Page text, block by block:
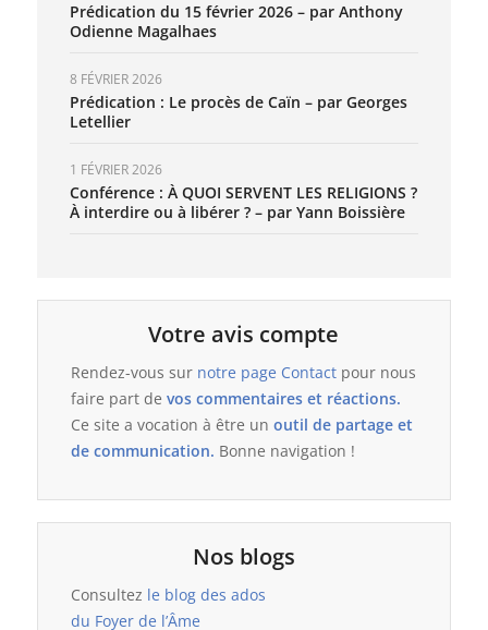
Prédication du 15 février 2026 – par Anthony
Odienne Magalhaes
8 FÉVRIER 2026
Prédication : Le procès de Caïn – par Georges
Letellier
1 FÉVRIER 2026
Conférence : À QUOI SERVENT LES RELIGIONS ?
À interdire ou à libérer ? – par Yann Boissière
Votre avis compte
Rendez-vous sur notre page Contactpour nous
faire part de vos commentaires et réactions.
Ce site a vocation à être un outil de partage et
de communication. Bonne navigation !
Nos blogs
Consultez le blog des ados
du Foyer de l’Âme